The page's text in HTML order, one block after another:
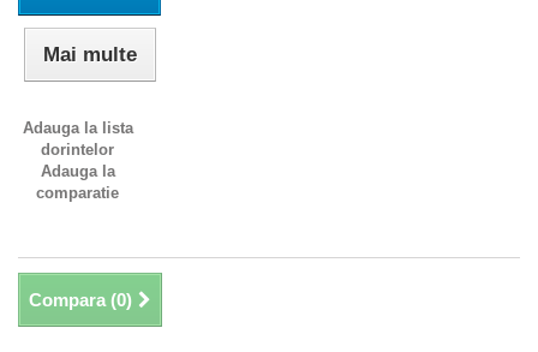
Mai multe
Adauga la lista
dorintelor
Adauga la
comparatie
Compara (0)